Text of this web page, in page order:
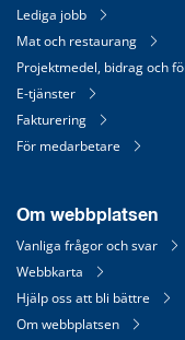
Lediga jobb
Mat och restaurang
Projektmedel, bidrag och
E-tjänster
Fakturering
För medarbetare
Om webbplatsen
Vanliga frågor och svar
Webbkarta
Hjälp oss att bli bättre
Om webbplatsen